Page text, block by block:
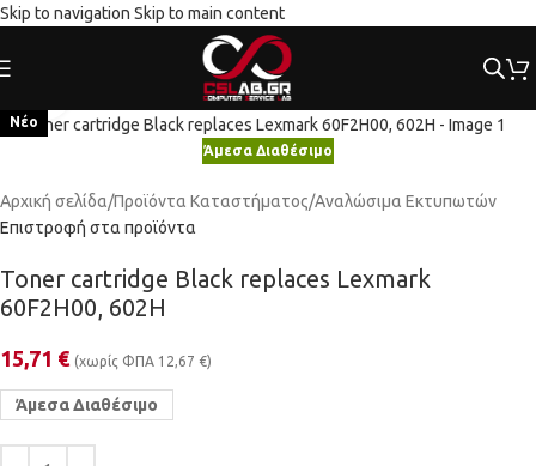
Skip to navigation Skip to main content
Νέο
Κλικ για μεγέθυνση
Άμεσα Διαθέσιμο
Αρχική σελίδα/Προϊόντα Καταστήματος/Αναλώσιμα Εκτυπωτών
Επιστροφή στα προϊόντα
Toner cartridge Black replaces Lexmark
60F2H00, 602H
15,71 € (χωρίς ΦΠΑ 12,67 €)
Άμεσα Διαθέσιμο